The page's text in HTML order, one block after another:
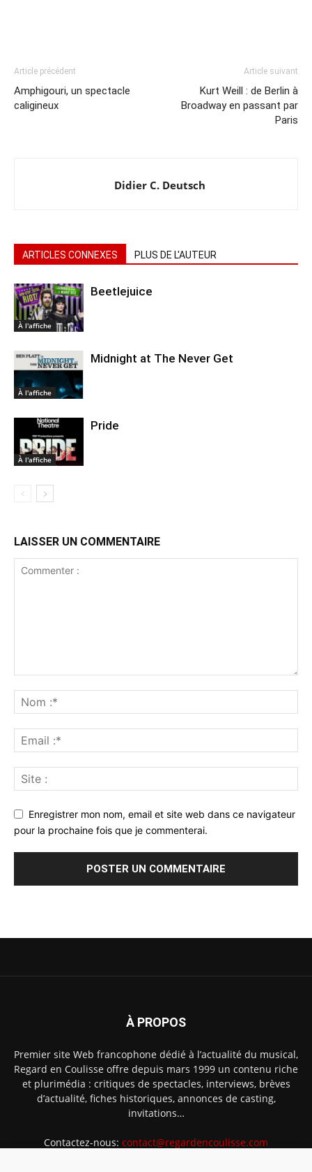
Article précédent
Amphigouri, un spectacle
caligineux
Article suivant
Kurt Weill : de Berlin à
Broadway en passant par
Paris
Didier C. Deutsch
ARTICLES CONNEXES PLUS DE L'AUTEUR
À l'affiche
Beetlejuice
À l'affiche
Midnight at The Never Get
À l'affiche
Pride
LAISSER UN COMMENTAIRE
Enregistrer mon nom, email et site web dans ce navigateur
pour la prochaine fois que je commenterai.
À PROPOS
Premier site Web francophone dédié à l’actualité du musical,
Regard en Coulisse offre depuis mars 1999 un contenu riche
et plurimédia : critiques de spectacles, interviews, brèves
d’actualité, fiches historiques, annonces de casting,
invitations…
Contactez-nous: contact@regardencoulisse.com